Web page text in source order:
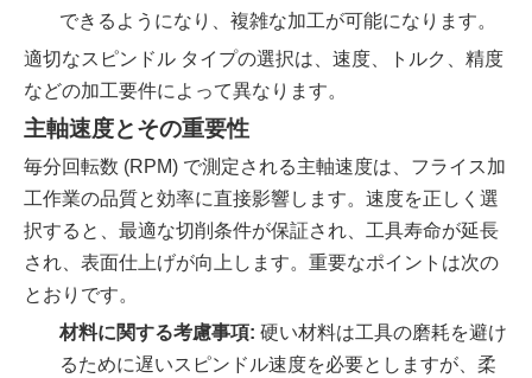
できるようになり、複雑な加工が可能になります。
適切なスピンドル タイプの選択は、速度、トルク、精度
などの加工要件によって異なります。
主軸速度とその重要性
毎分回転数 (RPM) で測定される主軸速度は、フライス加
工作業の品質と効率に直接影響します。速度を正しく選
択すると、最適な切削条件が保証され、工具寿命が延長
され、表面仕上げが向上します。重要なポイントは次の
とおりです。
材料に関する考慮事項: 硬い材料は工具の磨耗を避け
るために遅いスピンドル速度を必要としますが、柔